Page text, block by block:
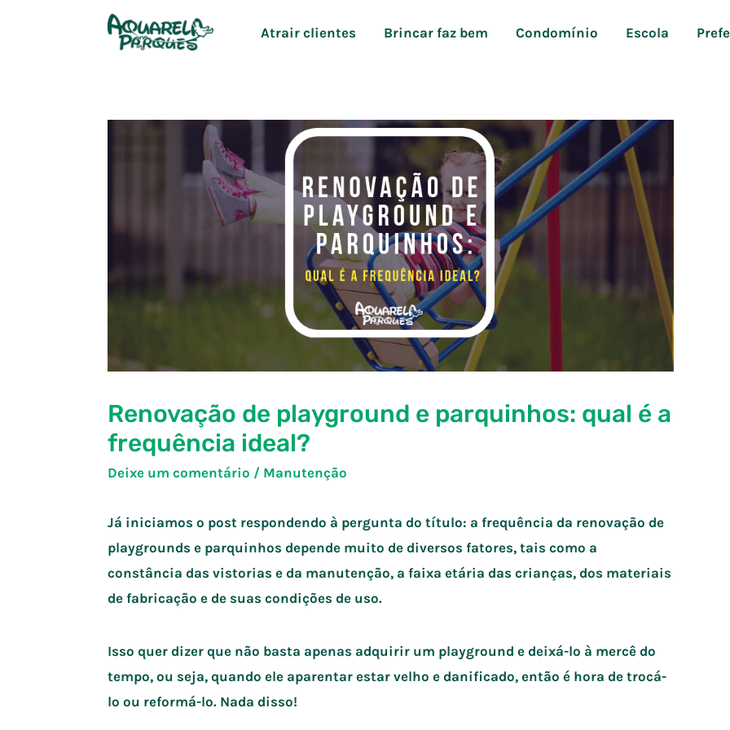
Atrair clientes Brincar faz bem Condomínio Escola
Renovação de playground e parquinhos: qual é a
frequência ideal?
Deixe um comentário / Manutenção
Já iniciamos o post respondendo à pergunta do título: a frequência da renovação de
playgrounds e parquinhos depende muito de diversos fatores, tais como a
constância das vistorias e da manutenção, a faixa etária das crianças, dos materiais
de fabricação e de suas condições de uso.
Isso quer dizer que não basta apenas adquirir um playground e deixá-lo à mercê do
tempo, ou seja, quando ele aparentar estar velho e danificado, então é hora de trocá-
lo ou reformá-lo. Nada disso!